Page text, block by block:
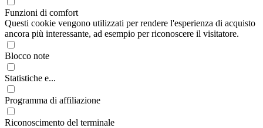
Funzioni di comfort
Questi cookie vengono utilizzati per rendere l'esperienza di acquisto
ancora più interessante, ad esempio per riconoscere il visitatore.
Blocco note
Statistiche e...
Programma di affiliazione
Riconoscimento del terminale